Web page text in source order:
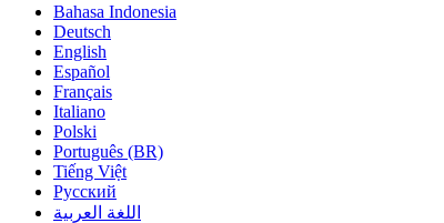
Bahasa Indonesia
Deutsch
English
Español
Français
Italiano
Polski
Português (BR)
Tiếng Việt
Русский
اللغة العربية